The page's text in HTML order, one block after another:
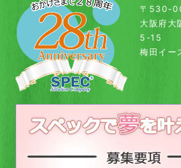
〒530-
大阪府大
5-15
梅田イー